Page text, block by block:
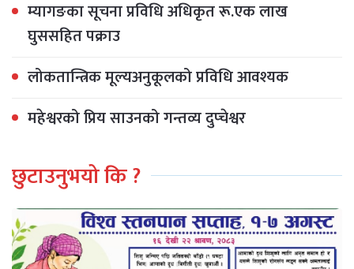
म्यागङका सूचना प्रविधि अधिकृत रू.एक लाख
घुससहित पक्राउ
लोकतान्त्रिक मूल्यअनुकूलको प्रविधि आवश्यक
महेश्वरको प्रिय साउनको गन्तव्य दुप्चेश्वर
छुटाउनुभयो कि ?